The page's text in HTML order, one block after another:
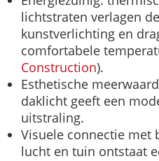
lichtstraten verlagen
kunstverlichting en
comfortabele
Construction).
Esthetische
daklicht geeft een
uitstraling.
Visuele connectie met
lucht en tuin ontstaat